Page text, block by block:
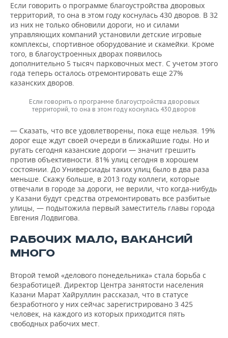
Если говорить о программе благоустройства дворовых
территорий, то она в этом году коснулась 430 дворов. В 32
из них не только обновили дороги, но и силами
управляющих компаний установили детские игровые
комплексы, спортивное оборудование и скамейки. Кроме
того, в благоустроенных дворах появилось
дополнительно 5 тысяч парковочных мест. С учетом этого
года теперь осталось отремонтировать еще 27%
казанских дворов.
Если говорить о программе благоустройства дворовых
территорий, то она в этом году коснулась 430 дворов
— Сказать, что все удовлетворены, пока еще нельзя. 19%
дорог еще ждут своей очереди в ближайшие годы. Но и
ругать сегодня казанские дороги — значит грешить
против объективности. 81% улиц сегодня в хорошем
состоянии. До Универсиады таких улиц было в два раза
меньше. Скажу больше, в 2013 году коллеги, которые
отвечали в городе за дороги, не верили, что когда-нибудь
у Казани будут средства отремонтировать все разбитые
улицы, — подытожила первый заместитель главы города
Евгения Лодвигова.
РАБОЧИХ МАЛО, ВАКАНСИЙ
МНОГО
Второй темой «делового понедельника» стала борьба с
безработицей. Директор Центра занятости населения
Казани Марат Хайруллин рассказал, что в статусе
безработного у них сейчас зарегистрировано 3 425
человек, на каждого из которых приходится пять
свободных рабочих мест.